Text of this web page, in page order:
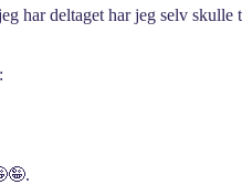
har deltaget har jeg selv skulle